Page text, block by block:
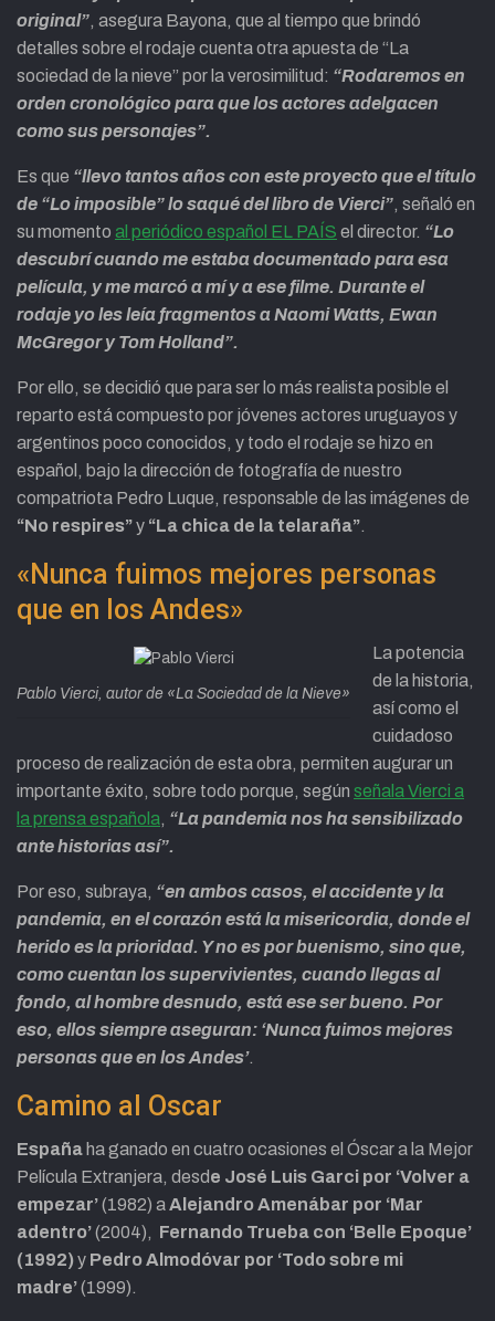
original”, asegura Bayona, que al tiempo que brindó
detalles sobre el rodaje cuenta otra apuesta de “La
sociedad de la nieve” por la verosimilitud: “Rodaremos en
orden cronológico para que los actores adelgacen
como sus personajes”.
Es que “llevo tantos años con este proyecto que el título
de “Lo imposible” lo saqué del libro de Vierci”, señaló en
su momento al periódico español EL PAÍS el director. “Lo
descubrí cuando me estaba documentado para esa
película, y me marcó a mí y a ese filme. Durante el
rodaje yo les leía fragmentos a Naomi Watts, Ewan
McGregor y Tom Holland”.
Por ello, se decidió que para ser lo más realista posible el
reparto está compuesto por jóvenes actores uruguayos y
argentinos poco conocidos, y todo el rodaje se hizo en
español, bajo la dirección de fotografía de nuestro
compatriota Pedro Luque, responsable de las imágenes de
“No respires”y “La chica de la telaraña”.
«Nunca fuimos mejores personas
que en los Andes»
Pablo Vierci, autor de «La Sociedad de la Nieve»
La potencia
de la historia,
así como el
cuidadoso
proceso de realización de esta obra, permiten augurar un
importante éxito, sobre todo porque, según señala Vierci a
la prensa española, “La pandemia nos ha sensibilizado
ante historias así”.
Por eso, subraya, “en ambos casos, el accidente y la
pandemia, en el corazón está la misericordia, donde el
herido es la prioridad. Y no es por buenismo, sino que,
como cuentan los supervivientes, cuando llegas al
fondo, al hombre desnudo, está ese ser bueno. Por
eso, ellos siempre aseguran: ‘Nunca fuimos mejores
personas que en los Andes’.
Camino al Oscar
España ha ganado en cuatro ocasiones el Óscar a la Mejor
Película Extranjera, desde José Luis Garci por ‘Volver a
empezar’(1982) aAlejandro Amenábar por ‘Mar
adentro’(2004), Fernando Trueba con ‘Belle Epoque’
(1992)y Pedro Almodóvar por ‘Todo sobre mi
madre’(1999).